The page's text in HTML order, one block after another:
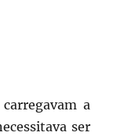
a
ser